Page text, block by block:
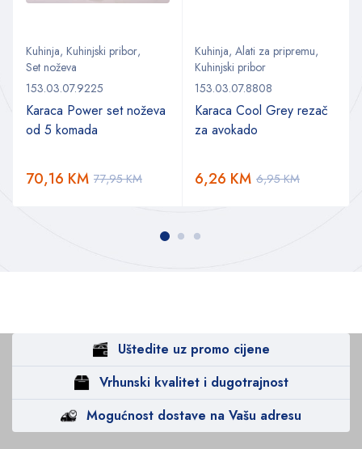
Kuhinja, Kuhinjski pribor,
Set noževa
153.03.07.9225
Karaca Power set noževa
od 5 komada
77,95KM
70,16 KM
Kuhinja, Alati za pripremu,
Kuhinjski pribor
153.03.07.8808
Karaca Cool Grey rezač
za avokado
6,95KM
6,26 KM
Uštedite uz promo cijene
Vrhunski kvalitet i dugotrajnost
Mogućnost dostave na Vašu adresu